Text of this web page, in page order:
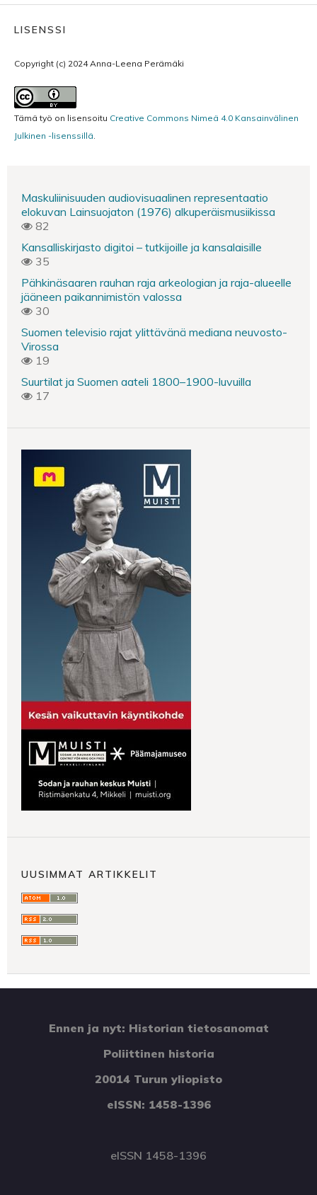
LISENSSI
Copyright (c) 2024 Anna-Leena Perämäki
Tämä työ on lisensoitu Creative Commons Nimeä 4.0 Kansainvälinen
Julkinen -lisenssillä.
Maskuliinisuuden audiovisuaalinen representaatio
elokuvan Lainsuojaton (1976) alkuperäismusiikissa
82
Kansalliskirjasto digitoi – tutkijoille ja kansalaisille
35
Pähkinäsaaren rauhan raja arkeologian ja raja-alueelle
jääneen paikannimistön valossa
30
Suomen televisio rajat ylittävänä mediana neuvosto-
Virossa
19
Suurtilat ja Suomen aateli 1800–1900-luvuilla
17
UUSIMMAT ARTIKKELIT
Ennen ja nyt: Historian tietosanomat
Poliittinen historia
20014 Turun yliopisto
eISSN: 1458-1396
eISSN 1458-1396